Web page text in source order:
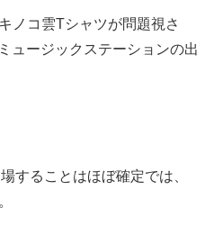
ノコ雲Tシャツが問題視さ
ュージックステーションの出
することはほぼ確定では、